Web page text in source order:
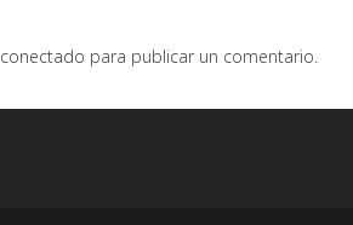
conectado para publicar un comentario.